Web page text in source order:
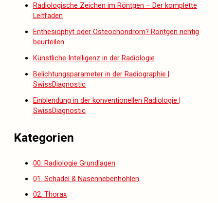
Radiologische Zeichen im Röntgen – Der komplette
Leitfaden
Enthesiophyt oder Osteochondrom? Röntgen richtig
beurteilen
Künstliche Intelligenz in der Radiologie
Belichtungsparameter in der Radiographie |
SwissDiagnostic
Einblendung in der konventionellen Radiologie |
SwissDiagnostic
Kategorien
00. Radiologie Grundlagen
01. Schädel & Nasennebenhöhlen
02. Thorax